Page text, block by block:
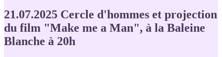
21.07.2025 Cercle d'hommes et projection
du film "Make me a Man", à la Baleine
Blanche à 20h